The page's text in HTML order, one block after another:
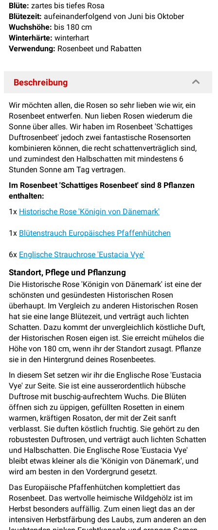
Blüte: zartes bis tiefes Rosa
Blütezeit: aufeinanderfolgend von Juni bis Oktober
Wuchshöhe: bis 180 cm
Winterhärte: winterhart
Verwendung: Rosenbeet und Rabatten
Beschreibung
Wir möchten allen, die Rosen so sehr lieben wie wir, ein
Rosenbeet entwerfen. Nun lieben Rosen wiederum die
Sonne über alles. Wir haben im Rosenbeet 'Schattiges
Duftrosenbeet' jedoch zwei fantastische Rosensorten
kombinieren können, die recht schattenverträglich sind,
und zumindest den Halbschatten mit mindestens 6
Stunden Sonne am Tag vertragen.
Im Rosenbeet 'Schattiges Rosenbeet' sind 8 Pflanzen
enthalten:
1x Historische Rose 'Königin von Dänemark'
1x Blütenstrauch Europäisches Pfaffenhütchen
6x Englische Strauchrose 'Eustacia Vye'
Standort, Pflege und Pflanzung
Die Historische Rose 'Königin von Dänemark' ist eine der
schönsten und gesündesten Historischen Rosen
überhaupt. Im Vergleich zu anderen Historischen Rosen
hat sie eine lange Blütezeit, und verträgt auch lichten
Schatten. Dazu kommt der unvergleichlich köstliche Duft,
der Historischen Rosen eigen ist. Sie erreicht mühelos die
Höhe von 180 cm, wenn ihr der Standort zusagt. Pflanze
sie in den Hintergrund deines Rosenbeetes.
In diesem Set setzen wir ihr die Englische Rose 'Eustacia
Vye' zur Seite. Sie ist eine ausserordentlich hübsche
Duftrose mit buschig-aufrechtem Wuchs. Die Blüten
öffnen sich zu üppigen, gefüllten Rosetten in einem
warmen, kräftigen Rosaton, der mit der Zeit sanft
verblasst. Sie duften köstlich fruchtig. Sie gehört zu den
robustesten Duftrosen, und verträgt auch lichten Schatten
und Halbschatten. Die Englische Rose 'Eustacia Vye'
bleibt etwas kleiner als die 'Königin von Dänemark', und
wird am besten in den Vordergrund gesetzt.
Das Europäische Pfaffenhütchen komplettiert das
Rosenbeet. Das wertvolle heimische Wildgehölz ist im
Herbst besonders auffällig. Zum einen liegt das an der
intensiven Herbstfärbung des Laubs, zum anderen an den